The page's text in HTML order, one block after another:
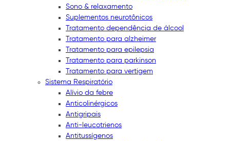
Sono & relaxamento
Suplementos neurotônicos
Tratamento dependência de álcool
Tratamento para alzheimer
Tratamento para epilepsia
Tratamento para parkinson
Tratamento para vertigem
Sistema Respiratório
Alívio da febre
Anticolinérgicos
Antigripais
Anti-leucotrienos
Antitussígenos